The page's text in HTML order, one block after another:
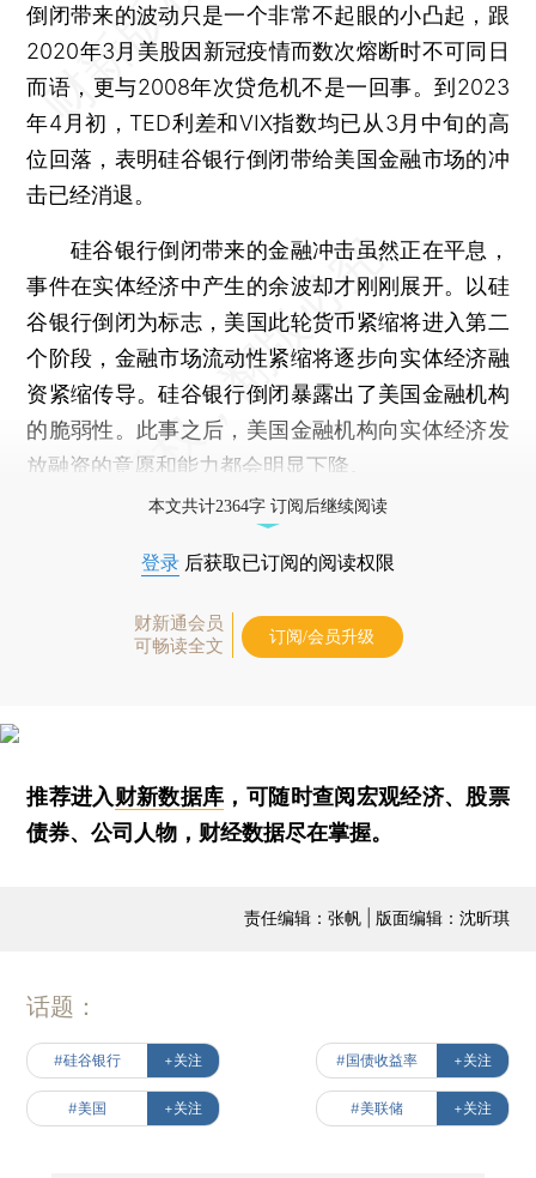
倒闭带来的波动只是一个非常不起眼的小凸起，跟
2020年3月美股因新冠疫情而数次熔断时不可同日
而语，更与2008年次贷危机不是一回事。到2023
年4月初，TED利差和VIX指数均已从3月中旬的高
位回落，表明硅谷银行倒闭带给美国金融市场的冲
击已经消退。
硅谷银行倒闭带来的金融冲击虽然正在平息，
事件在实体经济中产生的余波却才刚刚展开。以硅
谷银行倒闭为标志，美国此轮货币紧缩将进入第二
个阶段，金融市场流动性紧缩将逐步向实体经济融
资紧缩传导。硅谷银行倒闭暴露出了美国金融机构
的脆弱性。此事之后，美国金融机构向实体经济发
放融资的意愿和能力都会明显下降。
本文共计2364字 订阅后继续阅读
登录 后获取已订阅的阅读权限
财新通会员
可畅读全文
订阅/会员升级
推荐进入财新数据库 ，可随时查阅宏观经济、股票
债券、公司人物，财经数据尽在掌握。
责任编辑：张帆 | 版面编辑：沈昕琪
话题：
#硅谷银行 +关注 #国债收益率 +关注
#美国 +关注 #美联储 +关注